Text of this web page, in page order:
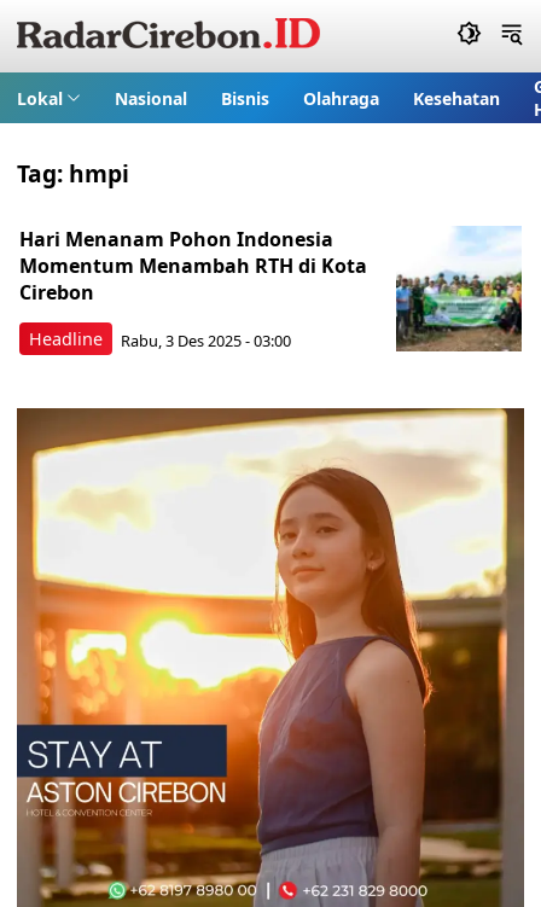
Lokal Nasional Bisnis Olahraga Kesehatan
Tag: hmpi
Headline
Hari Menanam Pohon Indonesia
Momentum Menambah RTH di Kota
Cirebon
Rabu, 3 Des 2025 - 03:00